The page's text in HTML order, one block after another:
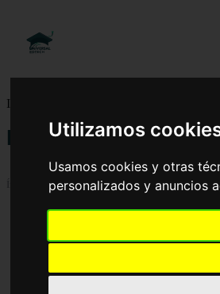
Utilizamos
Usamos cookies y otras
personalizados y anuncios
Inicio
Pértiga
Historia